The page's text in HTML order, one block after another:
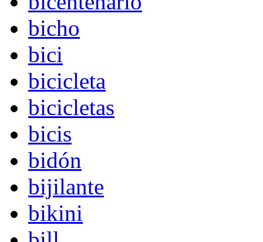
bicho
bici
bicicleta
bicicletas
bicis
bidón
bijilante
bikini